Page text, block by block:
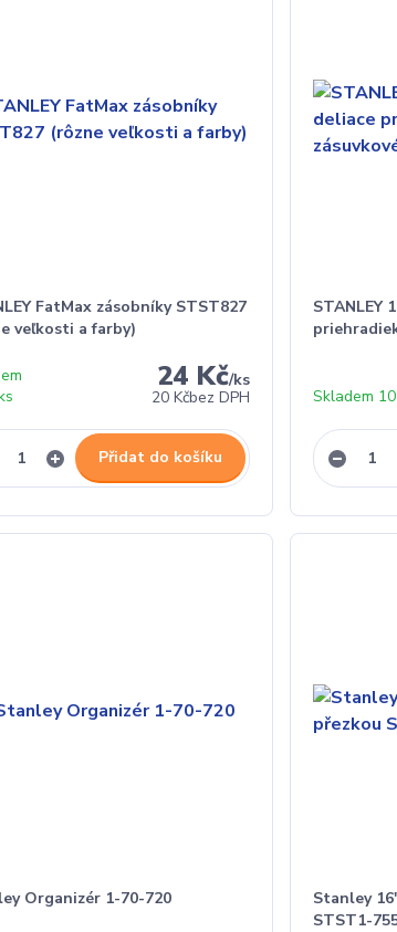
FatMax zásobníky STST827
veľkosti a farby)
24 Kč/ks
20 Kčbez DPH
Přidat do košíku
STANLEY
Skladem
Organizér 1-70-720
Stanley
STST1-